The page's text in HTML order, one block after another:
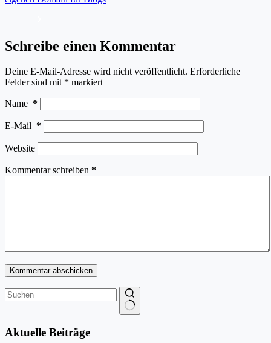
Schreibe einen Kommentar
Deine E-Mail-Adresse wird nicht veröffentlicht. Erforderliche
Felder sind mit * markiert
Name *
E-Mail *
Website
Kommentar schreiben *
Kommentar abschicken
Ergebnisse
Aktuelle Beiträge